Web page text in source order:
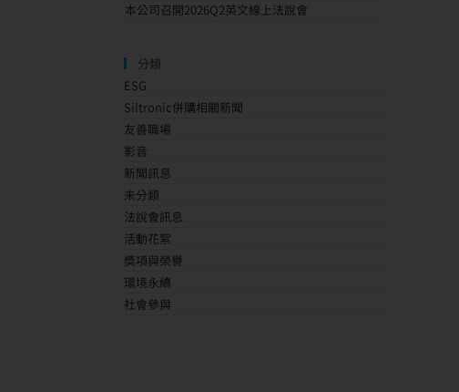
本公司召開2026Q2英文線上法說會
分類
ESG
Siltronic併購相關新聞
友善職場
影音
新聞訊息
未分類
法說會訊息
活動花絮
獎項與榮譽
環境永續
社會參與